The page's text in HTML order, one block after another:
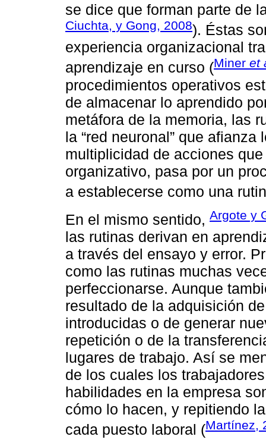
se dice que forman parte de
Ciuchta, y Gong, 2008). Éstas
experiencia organizacional
aprendizaje en curso (Miner et
procedimientos operativos
de almacenar lo aprendido
metáfora de la memoria, las
la “red neuronal” que
multiplicidad de acciones
organizativo, pasa por un
a establecerse como una
En el mismo sentido, Argote y
las rutinas derivan en
a través del ensayo y error.
como las rutinas muchas
perfeccionarse. Aunque
resultado de la adquisición
introducidas o de generar
repetición o de la
lugares de trabajo. Así se
de los cuales los
habilidades en la empresa
cómo lo hacen, y repitiendo
cada puesto laboral (Martínez,